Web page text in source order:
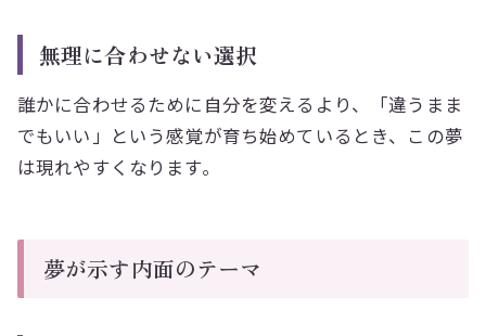
無理に合わせない選択
誰かに合わせるために自分を変えるより、「違うまま
でもいい」という感覚が育ち始めているとき、この夢
は現れやすくなります。
夢が示す内面のテーマ